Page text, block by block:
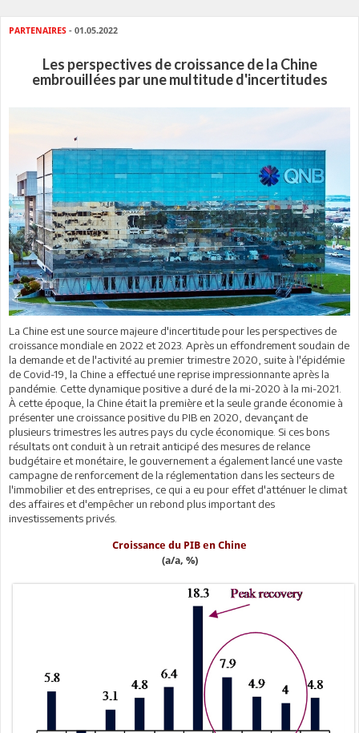
PARTENAIRES - 01.05.2022
Les perspectives de croissance de la Chine
embrouillées par une multitude d'incertitudes
La Chine est une source majeure d'incertitude pour les perspectives de
croissance mondiale en 2022 et 2023. Après un effondrement soudain de
la demande et de l'activité au premier trimestre 2020, suite à l'épidémie
de Covid-19, la Chine a effectué une reprise impressionnante après la
pandémie. Cette dynamique positive a duré de la mi-2020 à la mi-2021.
À cette époque, la Chine était la première et la seule grande économie à
présenter une croissance positive du PIB en 2020, devançant de
plusieurs trimestres les autres pays du cycle économique. Si ces bons
résultats ont conduit à un retrait anticipé des mesures de relance
budgétaire et monétaire, le gouvernement a également lancé une vaste
campagne de renforcement de la réglementation dans les secteurs de
l'immobilier et des entreprises, ce qui a eu pour effet d'atténuer le climat
des affaires et d'empêcher un rebond plus important des
investissements privés.
Croissance du PIB en Chine
(a/a, %)